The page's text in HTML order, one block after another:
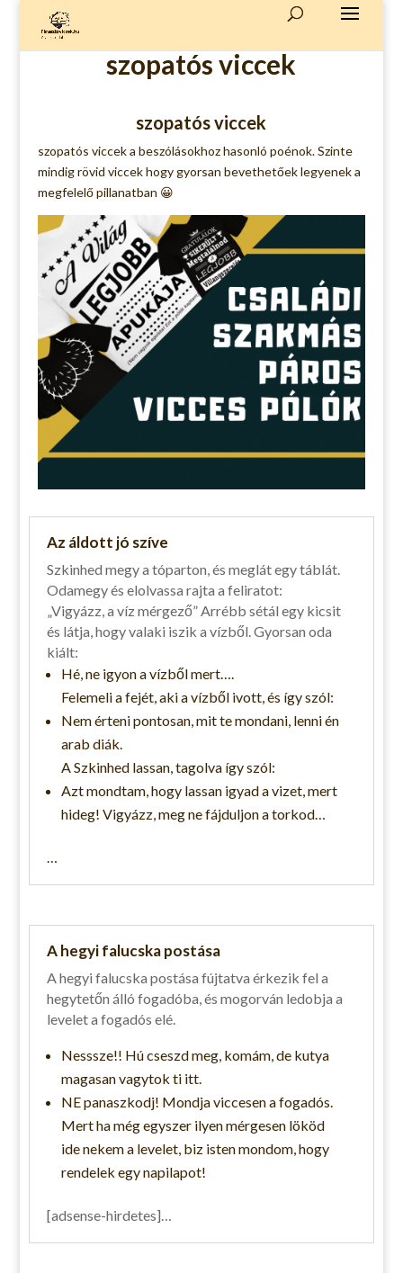
szopatós viccek
szopatós viccek
szopatós viccek a beszólásokhoz hasonló poénok. Szinte
mindigrövid viccekhogy gyorsan bevethetőek legyenek a
megfelelő pillanatban 😀
Az áldott jó szíve
Szkinhed megy a tóparton, és meglát egy táblát.
Odamegy és elolvassa rajta a feliratot:
„Vigyázz, a víz mérgező” Arrébb sétál egy kicsit
és látja, hogy valaki iszik a vízből. Gyorsan oda
kiált:
Hé, ne igyon a vízből mert….
Felemeli a fejét, aki a vízből ivott, és így szól:
Nem érteni pontosan, mit te mondani, lenni én
arab diák.
A Szkinhed lassan, tagolva így szól:
Azt mondtam, hogy lassan igyad a vizet, mert
hideg! Vigyázz, meg ne fájduljon a torkod…
…
A hegyi falucska postása
A hegyi falucska postása fújtatva érkezik fel a
hegytetőn álló fogadóba, és mogorván ledobja a
levelet a fogadós elé.
Nesssze!! Hú cseszd meg, komám, de kutya
magasan vagytok ti itt.
NE panaszkodj! Mondja viccesen a fogadós.
Mert ha még egyszer ilyen mérgesen lököd
ide nekem a levelet, biz isten mondom, hogy
rendelek egy napilapot!
[adsense-hirdetes]…